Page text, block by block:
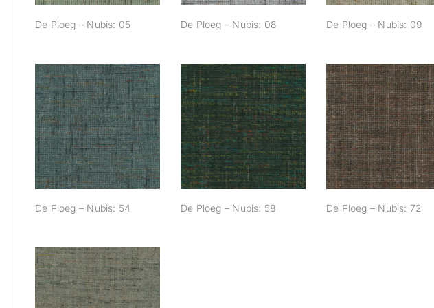
De Ploeg – Nubis: 05 De Ploeg – Nubis: 08 De Ploeg – Nubis: 09
De Ploeg – Nubis:
54
De Ploeg – Nubis: 54
De Ploeg – Nubis:
58
De Ploeg – Nubis: 58
De Ploeg – Nubis:
72
De Ploeg – Nubis: 72
De Ploeg – Nubis: